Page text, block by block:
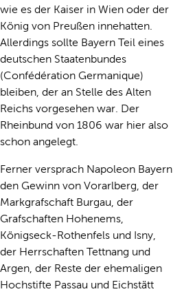
wie es der Kaiser in Wien oder der
König von Preußen innehatten.
Allerdings sollte Bayern Teil eines
deutschen Staatenbundes
(Confédération Germanique)
bleiben, der an Stelle des Alten
Reichs vorgesehen war. Der
Rheinbund von 1806 war hier also
schon angelegt.
Ferner versprach Napoleon Bayern
den Gewinn von Vorarlberg, der
Markgrafschaft Burgau, der
Grafschaften Hohenems,
Königseck-Rothenfels und Isny,
der Herrschaften Tettnang und
Argen, der Reste der ehemaligen
Hochstifte Passau und Eichstätt